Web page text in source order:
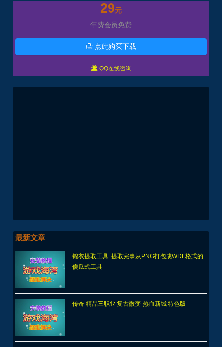
29元
年费会员免费
 点此购买下载
 QQ在线咨询
最新文章
锦衣提取工具+提取完事从PNG打包成WDF格式的
傻瓜式工具
传奇 精品三职业 复古微变-热血新城 特色版